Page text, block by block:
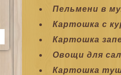
Пельмени в
Картошка с
Картошка
Овощи для
Картошка